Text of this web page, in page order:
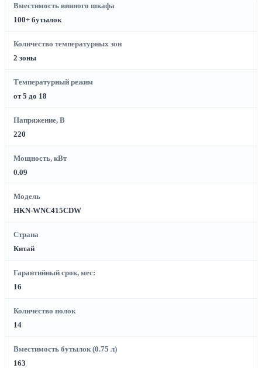
Вместимость винного шкафа
100+ бутылок
Количество температурных зон
2 зоны
Температурный режим
от 5 до 18
Напряжение, В
220
Мощность, кВт
0.09
Модель
HKN-WNC415CDW
Страна
Китай
Гарантийный срок, мес:
16
Количество полок
14
Вместимость бутылок (0.75 л)
163